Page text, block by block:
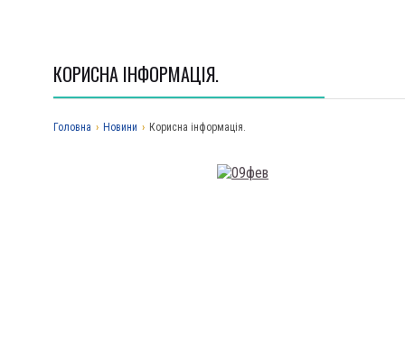
КОРИСНА ІНФОРМАЦІЯ.
Головна › Новини › Корисна інформація.